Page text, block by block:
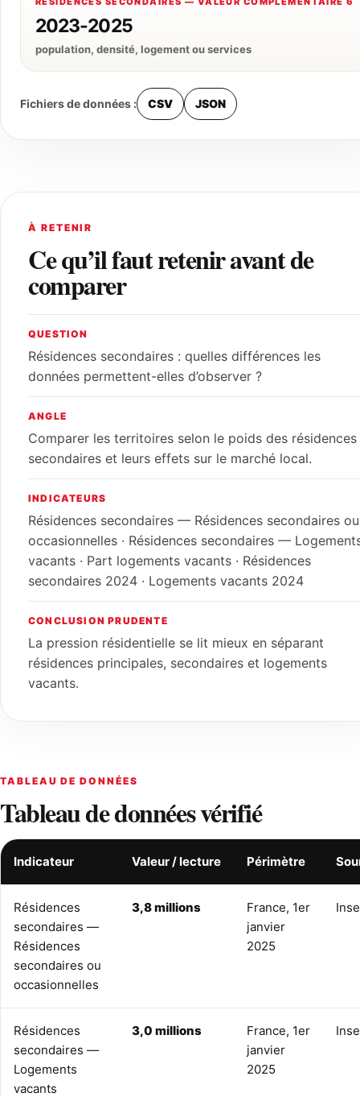
2023-2025
population, densité, logement ou services
Fichiers de données : CSV JSON
À RETENIR
Ce qu’il faut retenir avant de
comparer
QUESTION
Résidences secondaires : quelles différences les
données permettent-elles d’observer ?
ANGLE
Comparer les territoires selon le poids des résidences
secondaires et leurs effets sur le marché local.
INDICATEURS
Résidences secondaires — Résidences secondaires ou
occasionnelles · Résidences secondaires —
vacants · Part logements vacants · Résidences
secondaires 2024 · Logements vacants 2024
CONCLUSION PRUDENTE
La pression résidentielle se lit mieux en séparant
résidences principales, secondaires et logements
vacants.
TABLEAU DE DONNÉES
Tableau de données vérifié
Indicateur Valeur / lecture Périmètre
Résidences
secondaires —
Résidences
secondaires ou
occasionnelles
3,8 millions
France, 1er
janvier
2025
Résidences
secondaires —
Logements
vacants
3,0 millions
France, 1er
janvier
2025